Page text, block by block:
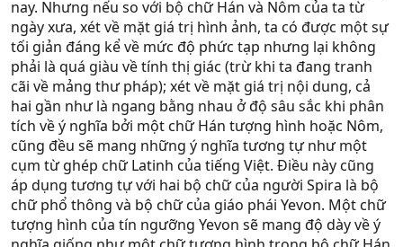
nay. Nhưng nếu so với bộ chữ Hán và Nôm của ta từ
ngày xưa, xét về mặt giá trị hình ảnh, ta có được một sự
tối giản đáng kể về mức độ phức tạp nhưng lại không
phải là quá giàu về tính thị giác (trừ khi ta đang tranh
cãi về mảng thư pháp); xét về mặt giá trị nội dung, cả
hai gần như là ngang bằng nhau ở độ sâu sắc khi phân
tích về ý nghĩa bởi một chữ Hán tượng hình hoặc Nôm,
cũng đều sẽ mang những ý nghĩa tương tự như một
cụm từ ghép chữ Latinh của tiếng Việt. Điều này cũng
áp dụng tương tự với hai bộ chữ của người Spira là bộ
chữ phổ thông và bộ chữ của giáo phái Yevon. Một chữ
tượng hình của tín ngưỡng Yevon sẽ mang độ dày về ý